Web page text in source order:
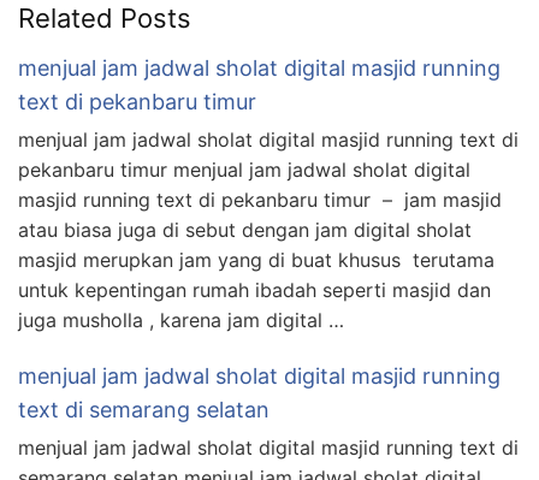
Related Posts
menjual jam jadwal sholat digital masjid running
text di pekanbaru timur
menjual jam jadwal sholat digital masjid running text di
pekanbaru timur menjual jam jadwal sholat digital
masjid running text di pekanbaru timur – jam masjid
atau biasa juga di sebut dengan jam digital sholat
masjid merupkan jam yang di buat khusus terutama
untuk kepentingan rumah ibadah seperti masjid dan
juga musholla , karena jam digital …
menjual jam jadwal sholat digital masjid running
text di semarang selatan
menjual jam jadwal sholat digital masjid running text di